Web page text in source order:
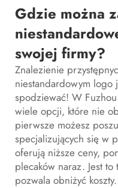
Gdzie można
swojej firmy?
Znalezienie
niestandardowym logo
spodziewać! W
wiele opcji, które nie
pierwsze możesz
specjalizujących się w
oferują niższe ceny,
plecaków naraz. Jest
pozwala obniżyć koszty.